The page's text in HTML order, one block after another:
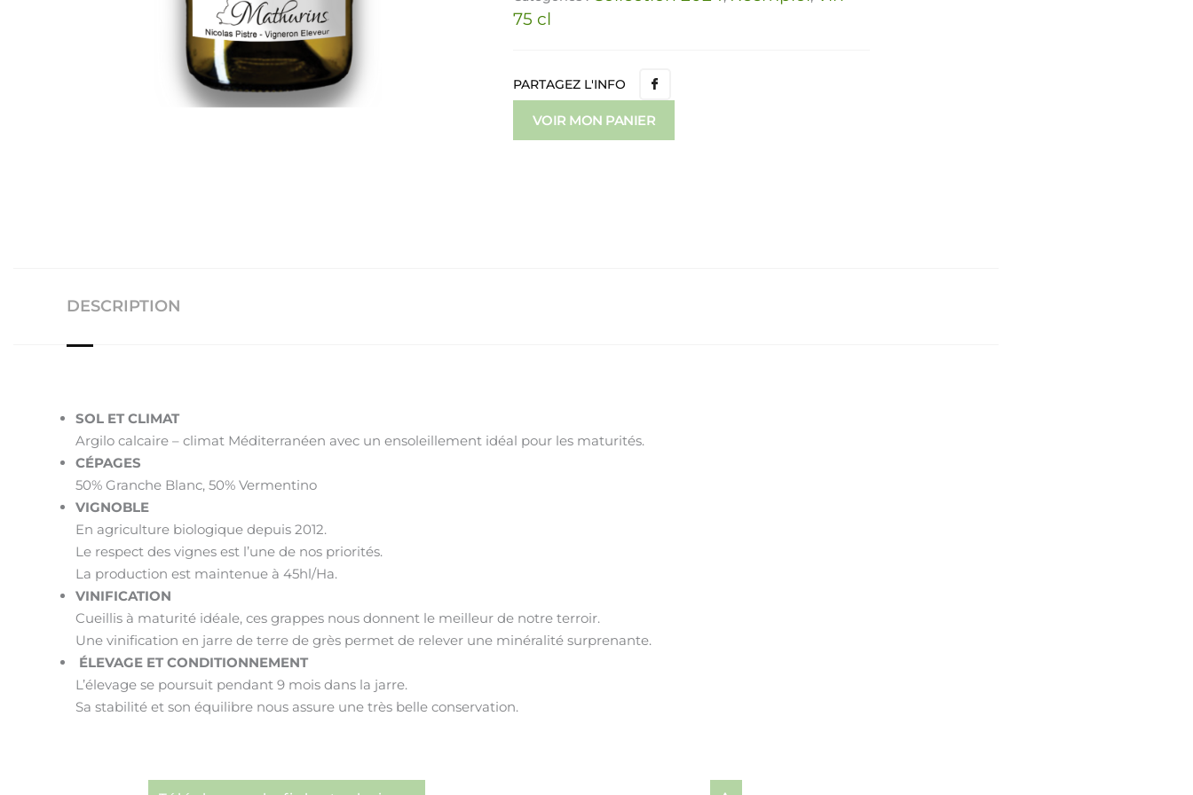
75 cl
PARTAGEZ L'INFO
VOIR MON PANIER
DESCRIPTION
SOL ET CLIMAT
Argilo calcaire – climat Méditerranéen avec un ensoleillement idéal pour les maturités.
CÉPAGES
50% Granche Blanc, 50% Vermentino
VIGNOBLE
En agriculture biologique depuis 2012.
Le respect des vignes est l’une de nos priorités.
La production est maintenue à 45hl/Ha.
VINIFICATION
Cueillis à maturité idéale, ces grappes nous donnent le meilleur de notre terroir.
Une vinification en jarre de terre de grès permet de relever une minéralité surprenante.
ÉLEVAGE ET CONDITIONNEMENT
L’élevage se poursuit pendant 9 mois dans la jarre.
Sa stabilité et son équilibre nous assure une très belle conservation.